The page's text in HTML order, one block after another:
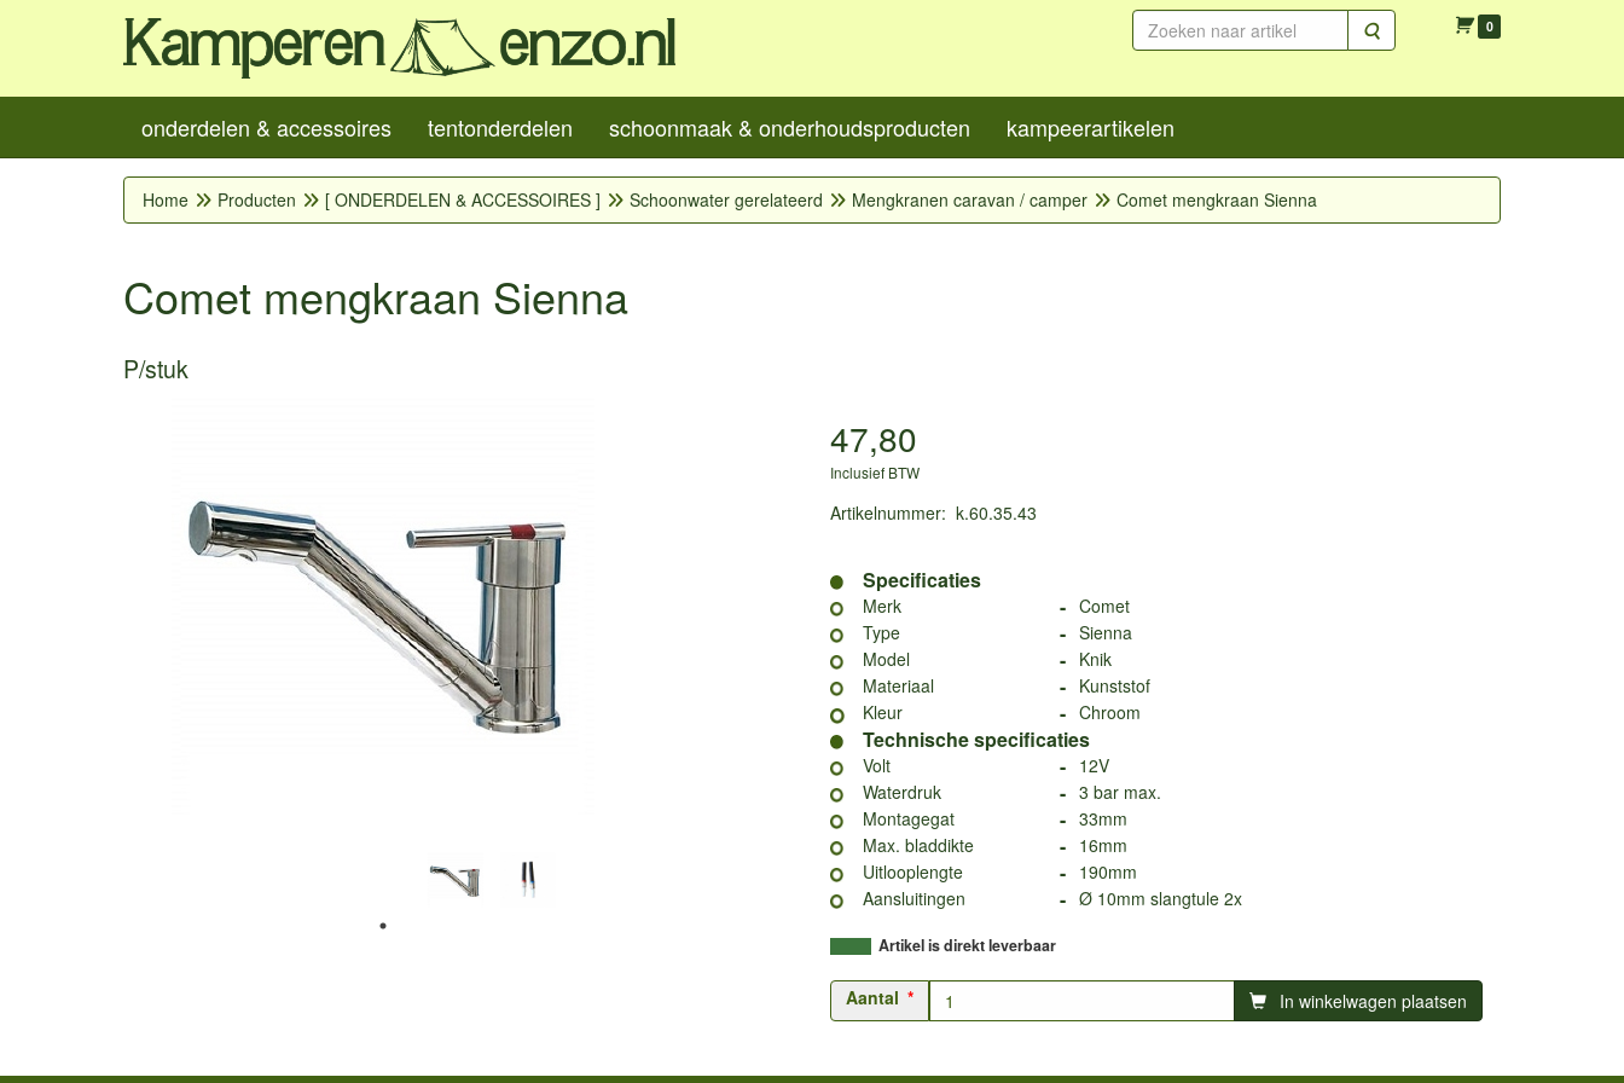
Zoeken 0
onderdelen & accessoires tentonderdelen schoonmaak & onderhoudsproducten kampeerartikelen
Home Producten [ ONDERDELEN & ACCESSOIRES ] Schoonwater gerelateerd Mengkranen caravan / camper Comet mengkraan Sienna
Comet mengkraan Sienna
P/stuk
47,80
Inclusief BTW
Artikelnummer: k.60.35.43
Specificaties
Merk - Comet
Type
- Sienna
Model
- Knik
Materiaal
- Kunststof
Kleur
- Chroom
Technische specificaties
Volt - 12V
Waterdruk
- 3 bar max.
Montagegat
- 33mm
Max. bladdikte
- 16mm
Uitlooplengte
- 190mm
Aansluitingen
- Ø 10mm slangtule 2x
Artikel is direkt leverbaar
Aantal In winkelwagen plaatsen